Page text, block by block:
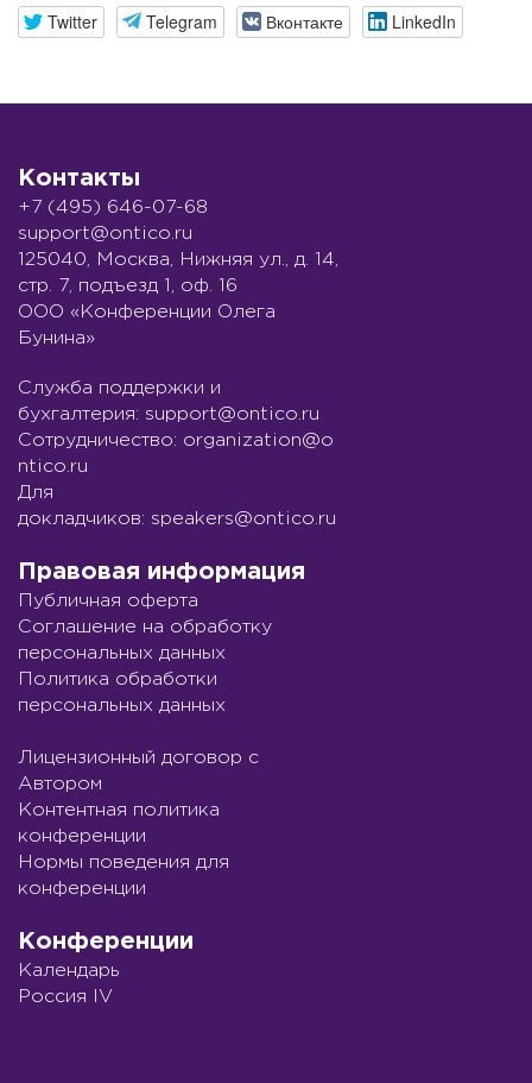
Twitter Telegram Вконтакте LinkedIn
Контакты
+7 (495) 646-07-68
support@ontico.ru
125040, Москва, Нижняя ул., д. 14,
стр. 7, подъезд 1, оф. 16
ООО «Конференции Олега
Бунина»
Служба поддержки и
бухгалтерия: support@ontico.ru
Сотрудничество: organization@o
ntico.ru
Для
докладчиков: speakers@ontico.ru
Конференции
Календарь
Россия IV
Правовая информация
Публичная оферта
Соглашение на обработку
персональных данных
Политика обработки
персональных данных
Лицензионный договор с
Автором
Контентная политика
конференции
Нормы поведения для
конференции